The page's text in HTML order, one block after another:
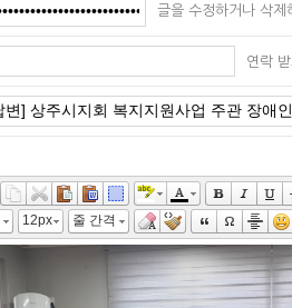
글을 수정하거나 삭제
연락
딕", 굴림, "Malgun Gothic", gulim
12px 줄 간격